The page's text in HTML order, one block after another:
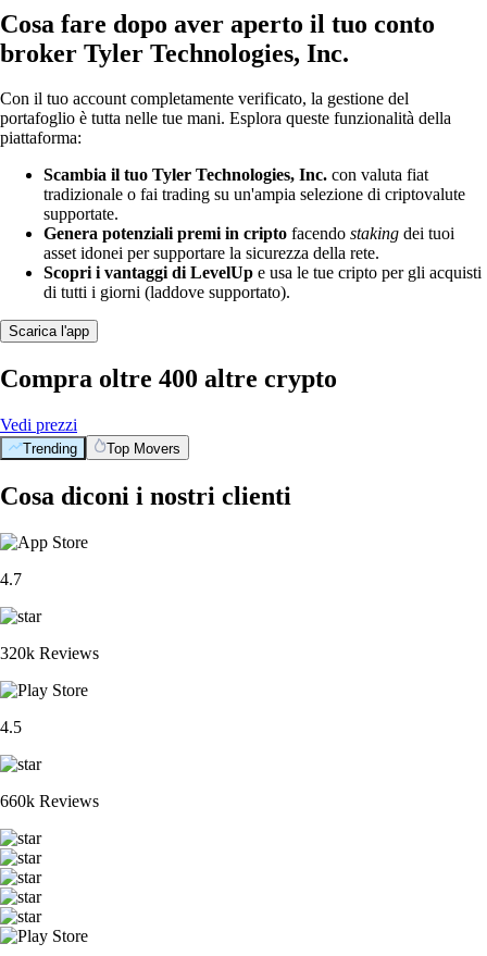
Cosa fare dopo aver aperto il tuo conto
broker Tyler Technologies, Inc.
Con il tuo account completamente verificato, la gestione del
portafoglio è tutta nelle tue mani. Esplora queste funzionalità della
piattaforma:
Scambia il tuo Tyler Technologies, Inc. con valuta fiat
tradizionale o fai trading su un'ampia selezione di criptovalute
supportate.
Genera potenziali premi in cripto facendo staking dei tuoi
asset idonei per supportare la sicurezza della rete.
Scopri i vantaggi di LevelUp e usa le tue cripto per gli acquisti
di tutti i giorni (laddove supportato).
Scarica l'app
Compra oltre 400 altre crypto
Vedi prezzi
Trending Top Movers
Cosa diconi i nostri clienti
4.7
320k Reviews
4.5
660k Reviews